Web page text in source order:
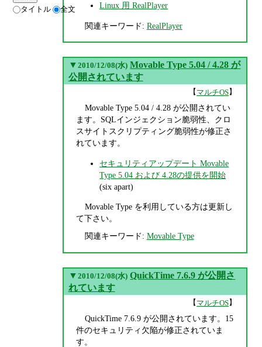
Linux 用 RealPlayer
関連キーワード: RealPlayer
▼ 2010/12/08(水) Movable Type 5.04 / 4.28 が
公開されています
【 マルチOS】
Movable Type 5.04 / 4.28 が公開されてい
ます。SQLインジェクション脆弱性、クロ
スサイトスクリプティング脆弱性が修正さ
れています。
セキュリティアップデート Movable
Type 5.04 および 4.28の提供を開始
(six apart)
Movable Type を利用している方は更新し
て下さい。
関連キーワード: Movable Type
▼ 2010/12/08(水) QuickTime 7.6.9 が公開さ
れています
【マルチOS】
QuickTime 7.6.9 が公開されています。15
件のセキュリティ欠陥が修正されていま
す。
タイトル 全文